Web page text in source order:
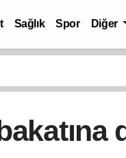
Sağlık Spor Diğer